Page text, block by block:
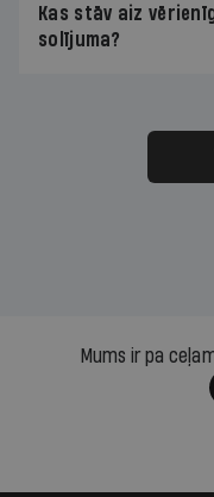
Kas stāv aiz
solījuma?
Mums ir pa